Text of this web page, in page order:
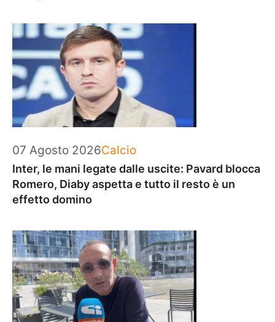
07 Agosto 2026Categorie
Calcio
Inter, le mani legate dalle uscite: Pavard blocca
Romero, Diaby aspetta e tutto il resto è un
effetto domino